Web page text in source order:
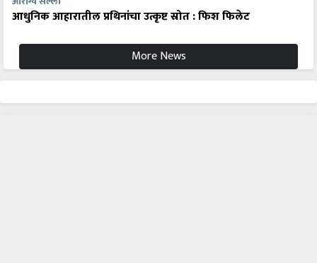
आधुनिक आहारातील प्रथिनांचा उत्कृष्ट स्रोत : फिश फिलेट
More News